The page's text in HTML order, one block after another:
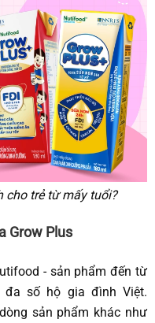
cho trẻ từ mấy tuổi?
Grow Plus
- sản phẩm đến từ
số hộ gia đình Việt.
sản phẩm khác như